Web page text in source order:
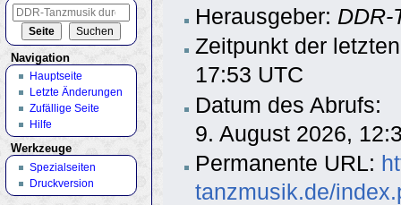
Herausgeber:
Zeitpunkt der
17:53 UTC
Datum des Abrufs:
9. August 2026,
Permanente URL:
tanzmusik.de/
Navigation
Hauptseite
Letzte Änderungen
Zufällige Seite
Hilfe
Werkzeuge
Spezialseiten
Druckversion